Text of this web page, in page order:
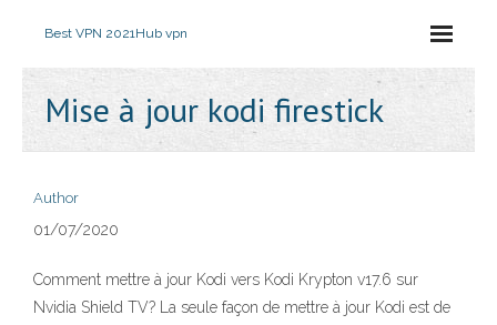
Best VPN 2021Hub vpn
Mise à jour kodi firestick
Author
01/07/2020
Comment mettre à jour Kodi vers Kodi Krypton v17.6 sur
Nvidia Shield TV? La seule façon de mettre à jour Kodi est de